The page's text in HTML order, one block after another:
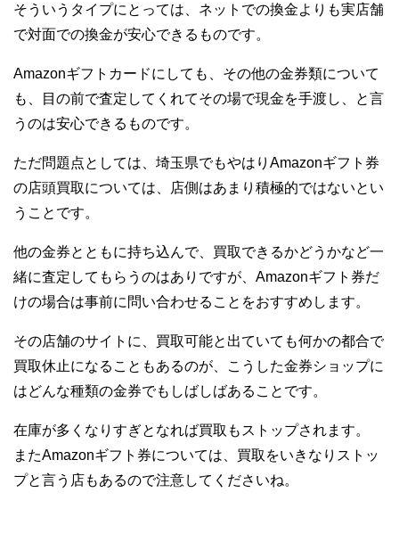
そういうタイプにとっては、ネットでの換金よりも実店舗
で対面での換金が安心できるものです。
Amazonギフトカードにしても、その他の金券類について
も、目の前で査定してくれてその場で現金を手渡し、と言
うのは安心できるものです。
ただ問題点としては、埼玉県でもやはりAmazonギフト券
の店頭買取については、店側はあまり積極的ではないとい
うことです。
他の金券とともに持ち込んで、買取できるかどうかなど一
緒に査定してもらうのはありですが、Amazonギフト券だ
けの場合は事前に問い合わせることをおすすめします。
その店舗のサイトに、買取可能と出ていても何かの都合で
買取休止になることもあるのが、こうした金券ショップに
はどんな種類の金券でもしばしばあることです。
在庫が多くなりすぎとなれば買取もストップされます。
またAmazonギフト券については、買取をいきなりストッ
プと言う店もあるので注意してくださいね。